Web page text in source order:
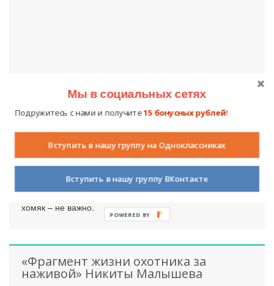
Рассказ «Сюрприз» Яны Андреевой
4 августа 2010 2899
2
На прошлой неделе у меня был самый лучший день.
Моя мечта сбылась! Я всегда мечтала, чтобы в доме
поселилось живое существо, о котором нужно
заботиться. Кто это будет: кошечка, собачка, попугай,
хомяк – не важно.
«Фрагмент жизни охотника за
наживой» Никиты Малышева
Мы в социальных сетях
Подружитесь с нами и получите15 бонусных рублей!
Вступить в нашу группу на Одноклассниках
Вступить в нашу группу ВКонтакте
POWERED BY